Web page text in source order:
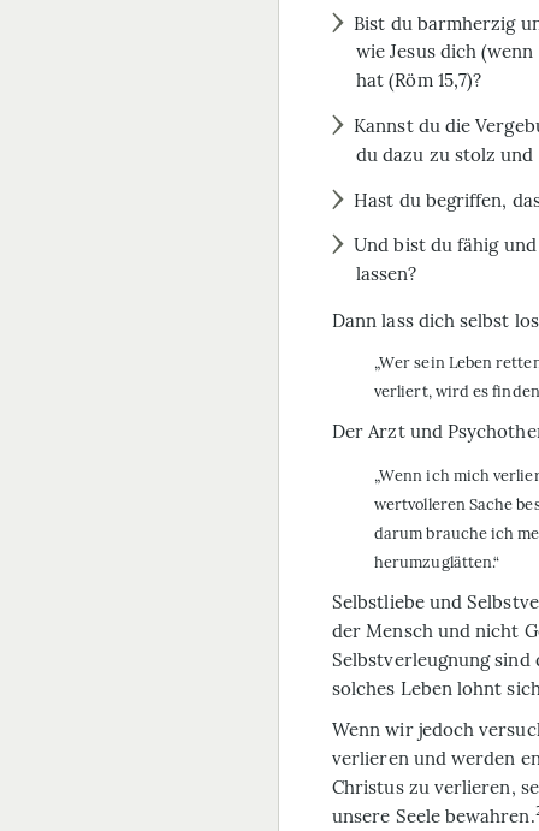
Bist du barmherzig
wie Jesus dich
hat (Röm 15,7)?
Kannst du die
du dazu zu stolz und
Hast du begriffen,
Und bist du fähig
lassen?
Dann lass dich selbst
„Wer sein Leben
verliert, wird es
Der Arzt und
„Wenn ich mich
wertvolleren Sache
darum brauche ich
herumzuglätten.“
Selbstliebe und
der Mensch und nicht
Selbstverleugnung
solches Leben lohnt
Wenn wir jedoch
verlieren und werden
Christus zu verlieren,
unsere Seele bewahren.